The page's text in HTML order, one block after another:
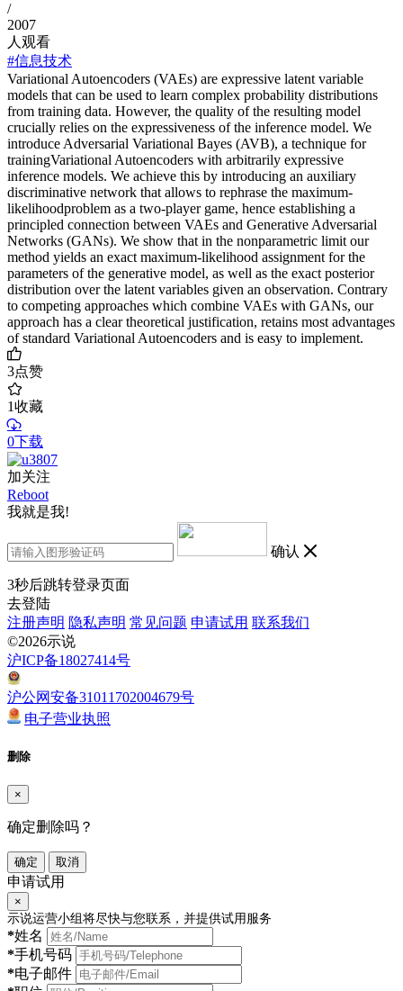
/
2007
人观看
#信息技术
Variational Autoencoders (VAEs) are expressive latent variable
models that can be used to learn complex probability distributions
from training data. However, the quality of the resulting model
crucially relies on the expressiveness of the inference model. We
introduce Adversarial Variational Bayes (AVB), a technique for
trainingVariational Autoencoders with arbitrarily expressive
inference models. We achieve this by introducing an auxiliary
discriminative network that allows to rephrase the maximum-
likelihoodproblem as a two-player game, hence establishing a
principled connection between VAEs and Generative Adversarial
Networks (GANs). We show that in the nonparametric limit our
method yields an exact maximum-likelihood assignment for the
parameters of the generative model, as well as the exact posterior
distribution over the latent variables given an observation. Contrary
to competing approaches which combine VAEs with GANs, our
approach has a clear theoretical justification, retains most advantages
of standard Variational Autoencoders and is easy to implement.
3点赞
1收藏
0下载
加关注
Reboot
我就是我!
确认
3秒后跳转登录页面
去登陆
注册声明 隐私声明 常见问题 申请试用 联系我们
©2026示说
沪ICP备18027414号
沪公网安备31011702004679号
电子营业执照
删除
×
确定删除吗？
确定 取消
申请试用
×
示说运营小组将尽快与您联系，并提供试用服务
*姓名
*手机号码
*电子邮件